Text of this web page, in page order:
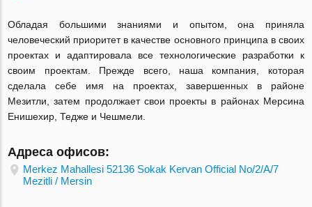
Обладая большими знаниями и опытом, она приняла
человеческий приоритет в качестве основного принципа в своих
проектах и ​​адаптировала все технологические разработки к
своим проектам. Прежде всего, наша компания, которая
сделала себе имя на проектах, завершенных в районе
Мезитли, затем продолжает свои проекты в районах Мерсина
Енишехир, Тедже и Чешмели.
Адреса офисов:
Merkez Mahallesi 52136 Sokak Kervan Official No/2/A/7
Mezitli / Mersin